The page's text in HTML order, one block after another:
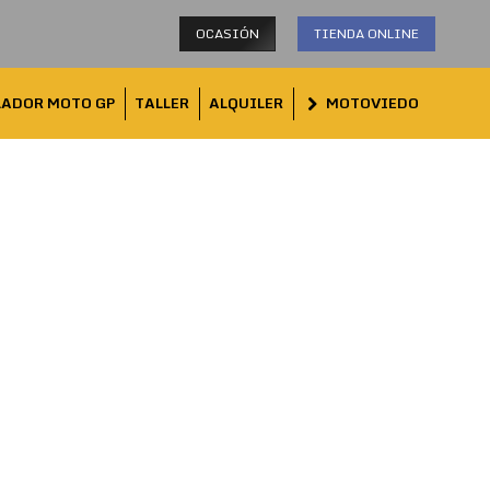
OCASIÓN TIENDA ONLINE
MOTO GP TALLER ALQUILER MOTOVIEDO